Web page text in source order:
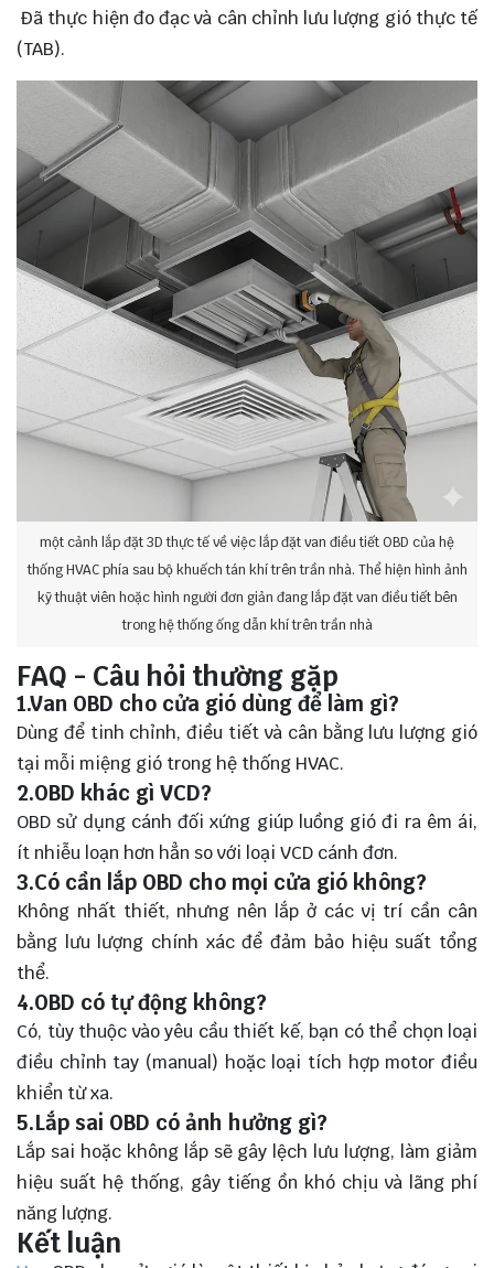
Đã thực hiện đo đạc và cân chỉnh lưu lượng gió thực tế
(TAB).
một cảnh lắp đặt 3D thực tế về việc lắp đặt van điều tiết OBD của hệ
thống HVAC phía sau bộ khuếch tán khí trên trần nhà. Thể hiện hình ảnh
kỹ thuật viên hoặc hình người đơn giản đang lắp đặt van điều tiết bên
trong hệ thống ống dẫn khí trên trần nhà
FAQ - Câu hỏi thường gặp
1.Van OBD cho cửa gió dùng để làm gì?
Dùng để tinh chỉnh, điều tiết và cân bằng lưu lượng gió
tại mỗi miệng gió trong hệ thống HVAC.
2.OBD khác gì VCD?
OBD sử dụng cánh đối xứng giúp luồng gió đi ra êm ái,
ít nhiễu loạn hơn hẳn so với loại VCD cánh đơn.
3.Có cần lắp OBD cho mọi cửa gió không?
Không nhất thiết, nhưng nên lắp ở các vị trí cần cân
bằng lưu lượng chính xác để đảm bảo hiệu suất tổng
thể.
4.OBD có tự động không?
Có, tùy thuộc vào yêu cầu thiết kế, bạn có thể chọn loại
điều chỉnh tay (manual) hoặc loại tích hợp motor điều
khiển từ xa.
5.Lắp sai OBD có ảnh hưởng gì?
Lắp sai hoặc không lắp sẽ gây lệch lưu lượng, làm giảm
hiệu suất hệ thống, gây tiếng ồn khó chịu và lãng phí
năng lượng.
Kết luận